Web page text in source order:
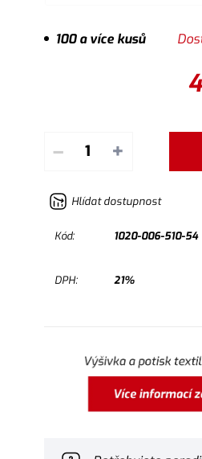
100 a více kusů
– +
Hlídat dostupnost
Kód: 1020-006-510-54
DPH:
21%